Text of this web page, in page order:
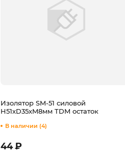
В наличии (4)
Изолятор SM-51 силовой
H51xD35xM8мм TDM остаток
44₽